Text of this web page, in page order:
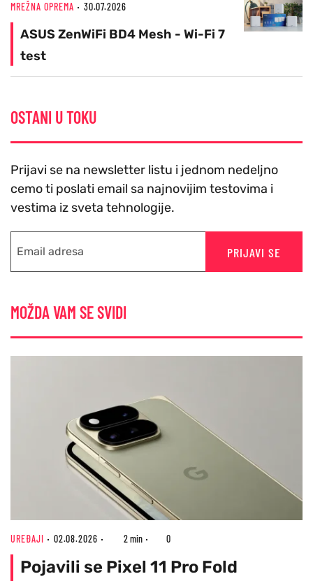
MREŽNA OPREMA 30.07.2026
ASUS ZenWiFi BD4 Mesh - Wi-Fi 7
test
OSTANI U TOKU
Prijavi se na newsletter listu i jednom nedeljno
cemo ti poslati email sa najnovijim testovima i
vestima iz sveta tehnologije.
PRIJAVI SE
MOŽDA VAM SE SVIDI
UREĐAJI 02.08.2026 2 min 0
Pojavili se Pixel 11 Pro Fold